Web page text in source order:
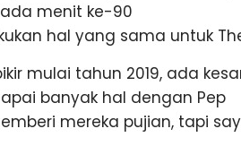
menit ke-90
hal yang sama untuk
mulai tahun 2019, ada
banyak hal dengan Pep
mereka pujian, tapi